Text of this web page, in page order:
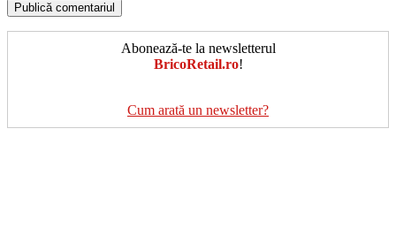
Abonează-te la newsletterul
BricoRetail.ro!
Cum arată un newsletter?